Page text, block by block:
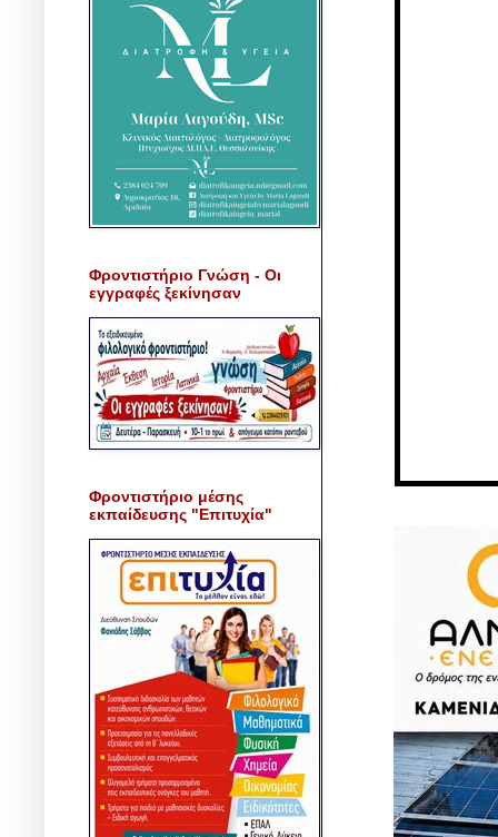
Φροντιστήριο Γνώση - Οι
εγγραφές ξεκίνησαν
Φροντιστήριο μέσης
εκπαίδευσης "Επιτυχία"